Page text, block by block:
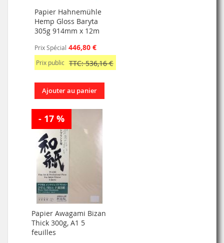
Papier Hahnemühle
Hemp Gloss Baryta
305g 914mm x 12m
Prix Spécial 446,80 €
Prix public TTC: 536,16 €
Ajouter au panier
- 17 %
Papier Awagami Bizan
Thick 300g, A1 5
feuilles